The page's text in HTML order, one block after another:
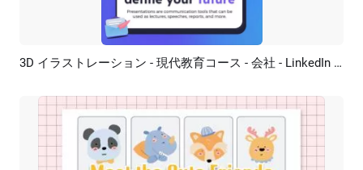
プレビュー AI再生成 3D イラストレーション - 現代教育コース - 会社 - LinkedIn 広告